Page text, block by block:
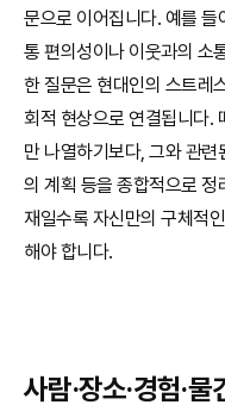
문으로 이어집니다. 예를
통 편의성이나 이웃과의 소
한 질문은 현대인의 스트레
회적 현상으로 연결됩니다.
만 나열하기보다, 그와 관
의 계획 등을 종합적으로
재일수록 자신만의 구체적
해야 합니다.
사람·장소·경험·